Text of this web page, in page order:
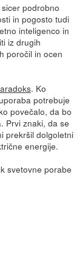
podrobno
in pogosto tudi
inteligenco in
iz drugih
poročil in ocen
. Ko
potrebuje
povečalo, da bo
Prvi znaki, da se
prekršil dolgoletni
energije.
svetovne porabe